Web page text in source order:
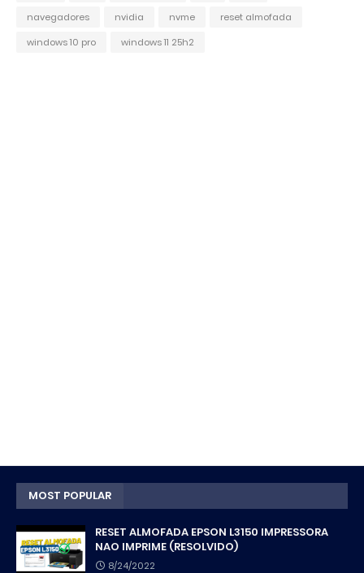
navegadores
nvidia nvme
reset almofada
windows 10 pro
windows 11 25h2
MOST POPULAR
RESET ALMOFADA EPSON L3150 IMPRESSORA
NAO IMPRIME (RESOLVIDO)
8/24/2022